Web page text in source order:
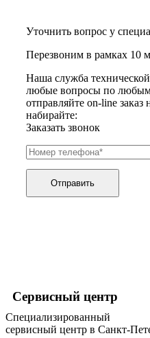
игровых
игрушек на
imac
имитаторов
инерционных
инфузионных
ингаляторов
инкубаторов
инспекционных
инструментов для
интегральных
интеллектуальных
интерактивных
ipad
ирригаторов
измельчителей
Уточнить вопрос у
Перезвоним в рамках 10
Наша служба
любые вопросы по
отправляйте on-line заказ
набирайте:
Заказать звонок
Отправить
Сервисный центр
Специализированный
сервисный центр в Санкт-